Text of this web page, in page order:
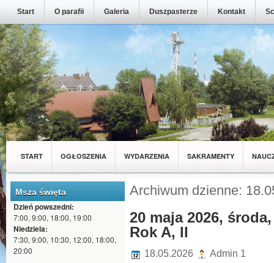
Start O parafii Galeria Duszpasterze Kontakt
START OGŁOSZENIA WYDARZENIA SAKRAMENTY
MŁODZIEŻ Z NASZEJ PARAFII WSPÓLNOTY
Msza święta
Dzień powszedni:
7:00, 9:00, 18:00, 19:00
Niedziela:
7:30, 9:00, 10:30, 12:00, 18:00,
20:00
Archiwum dzienne:
20 maja 2026,
Rok A, II
18.05.2026 Admin 1